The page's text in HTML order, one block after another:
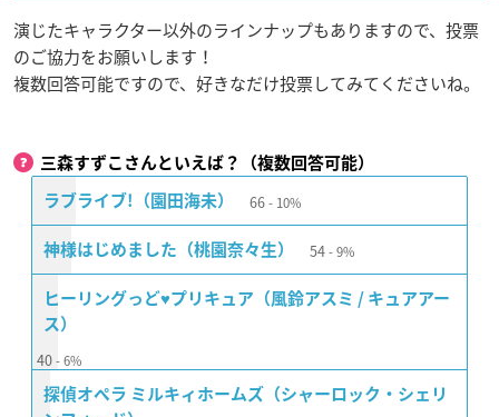
演じたキャラクター以外のラインナップもありますので、投票
のご協力をお願いします！
複数回答可能ですので、好きなだけ投票してみてくださいね。
三森すずこさんといえば？（複数回答可能）
ラブライブ!（園田海未） 66 10%
神様はじめました（桃園奈々生） 54 9%
ヒーリングっど♥プリキュア（風鈴アスミ / キュアアー
ス）
40 6%
探偵オペラ ミルキィホームズ（シャーロック・シェリ